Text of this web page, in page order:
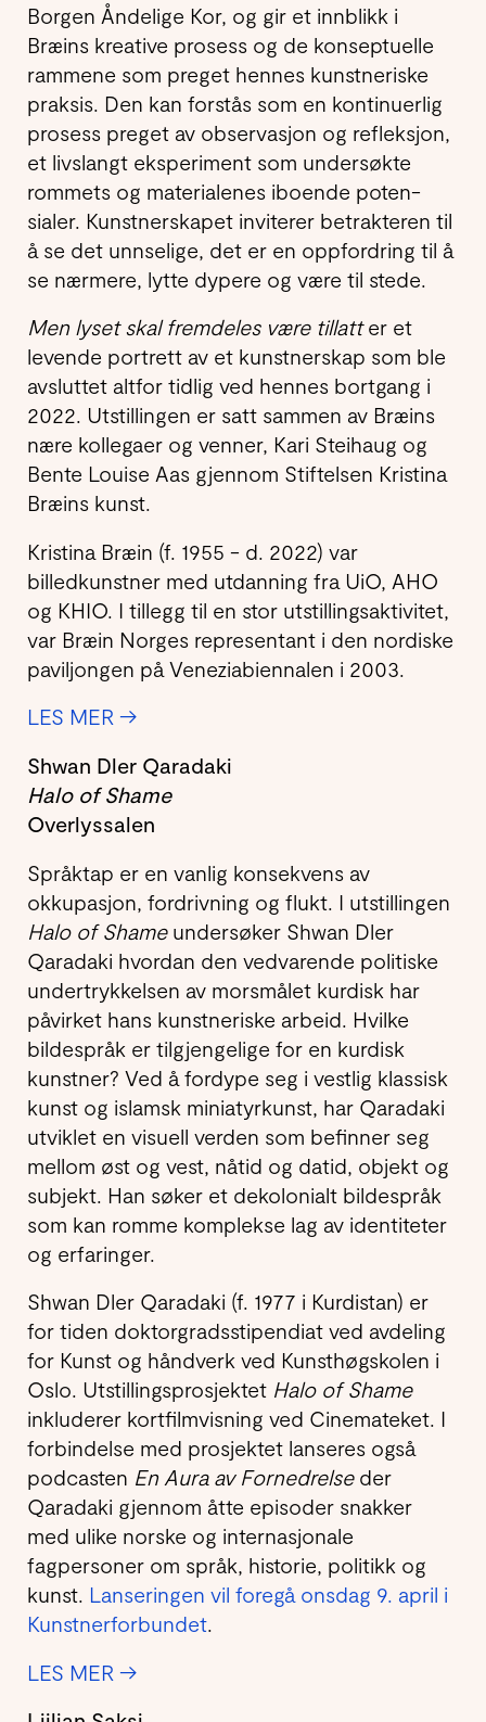
Borgen Åndelige Kor, og gir et innblikk i
Bræins kreative prosess og de konseptuelle
rammene som preget hennes kunstneriske
praksis. Den kan forstås som en kontinuerlig
prosess preget av observasjon og refleksjon,
et livslangt eksperiment som under­søkte
rommets og materialenes iboende poten­
sialer. Kunstnerskapet inviterer betrakteren til
å se det unnselige, det er en oppfordring til å
se nærmere, lytte dypere og være til stede.
Men lyset skal fremdeles være tillatter et
levende portrett av et kunstnerskap som ble
avsluttet altfor tidlig ved hennes bortgang i
2022. Utstillingen er satt sammen av Bræins
nære kollegaer og venner, Kari Steihaug og
Bente Louise Aas gjennom Stiftelsen Kristina
Bræins kunst.
Kristina Bræin (f. 1955 - d. 2022) var
billedkunstner med utdanning fra UiO, AHO
og KHIO. I tillegg til en stor utstillings­aktivitet,
var Bræin Norges repre­sentant i den nordiske
paviljongen på Venezia­biennalen i 2003.
LES MER →
Shwan Dler Qaradaki
Halo of Shame
Overlyssalen
Språktap er en vanlig konsekvens av
okkupasjon, fordrivning og flukt. I utstillingen
Halo of Shame undersøker Shwan Dler
Qaradaki hvordan den vedvarende politiske
under­trykkelsen av morsmålet kurdisk har
påvirket hans kunstneriske arbeid. Hvilke
bilde­språk er tilgjeng­elige for en kurdisk
kunstner? Ved å fordype seg i vestlig klassisk
kunst og islamsk miniatyrkunst, har Qaradaki
utviklet en visuell verden som befinner seg
mellom øst og vest, nåtid og datid, objekt og
subjekt. Han søker et dekolonialt bildespråk
som kan romme komplekse lag av identiteter
og erfaringer.
Shwan Dler Qaradaki (f. 1977 i Kurdistan) er
for tiden doktorgradsstipendiat ved avdeling
for Kunst og håndverk ved Kunsthøgskolen i
Oslo. Utstillingsprosjektet Halo of Shame
inkluderer kortfilmvisning ved Cinemateket. I
forbindelse med prosjektet lanseres også
podcasten En Aura av Fornedrelseder
Qaradaki gjennom åtte episoder snakker
med ulike norske og internasjonale
fagpersoner om språk, historie, politikk og
kunst. Lanseringen vil foregå onsdag 9. april i
Kunstnerforbundet.
LES MER →